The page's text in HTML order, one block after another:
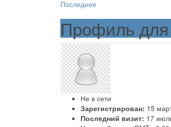
Последнее
Профиль
Не в сети
Зарегистрирован: 15
Последний визит: 17